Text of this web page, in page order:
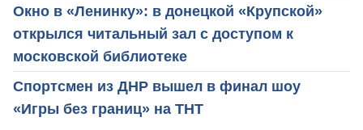
Окно в «Ленинку»: в донецкой «Крупской»
открылся читальный зал с доступом к
московской библиотеке
Спортсмен из ДНР вышел в финал шоу
«Игры без границ» на ТНТ